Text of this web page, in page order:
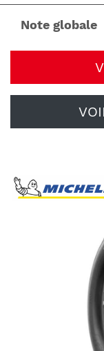
Note globale